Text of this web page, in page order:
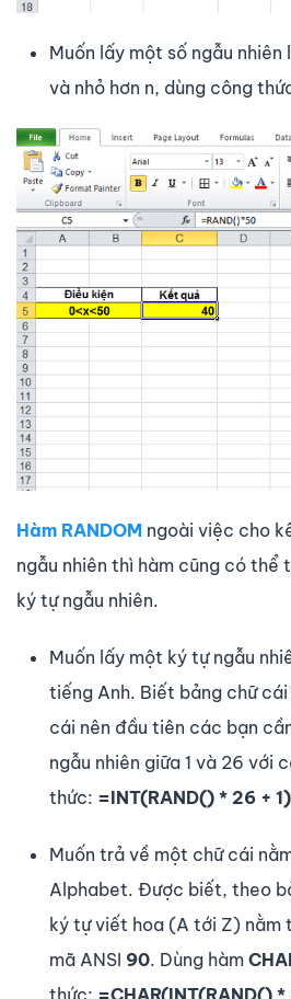
Muốn lấy một số ngẫu nhiên
và nhỏ hơn n, dùng công
Hàm RANDOM ngoài việc cho
ngẫu nhiên thì hàm cũng có thể
ký tự ngẫu nhiên.
Muốn lấy một ký tự ngẫu
tiếng Anh. Biết bảng chữ
cái nên đầu tiên các bạn
ngẫu nhiên giữa 1 và 26 với
thức: =INT(RAND() * 26 + 1)
Muốn trả về một chữ cái
Alphabet. Được biết, theo
ký tự viết hoa (A tới Z) nằm
mã ANSI 90. Dùng hàm
thức: =CHAR(INT(RAND()